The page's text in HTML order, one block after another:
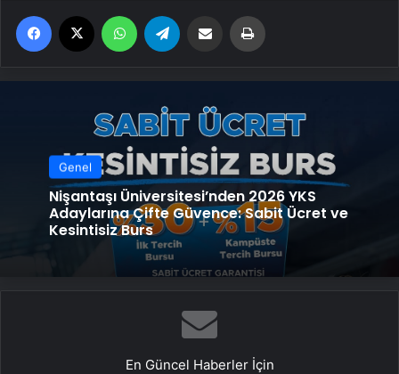
Facebook WhatsApp Email'den paylaş
Genel
Nişantaşı Üniversitesi’nden 2026 YKS
Adaylarına Çifte Güvence: Sabit Ücret ve
Kesintisiz Burs
En Güncel Haberler İçin